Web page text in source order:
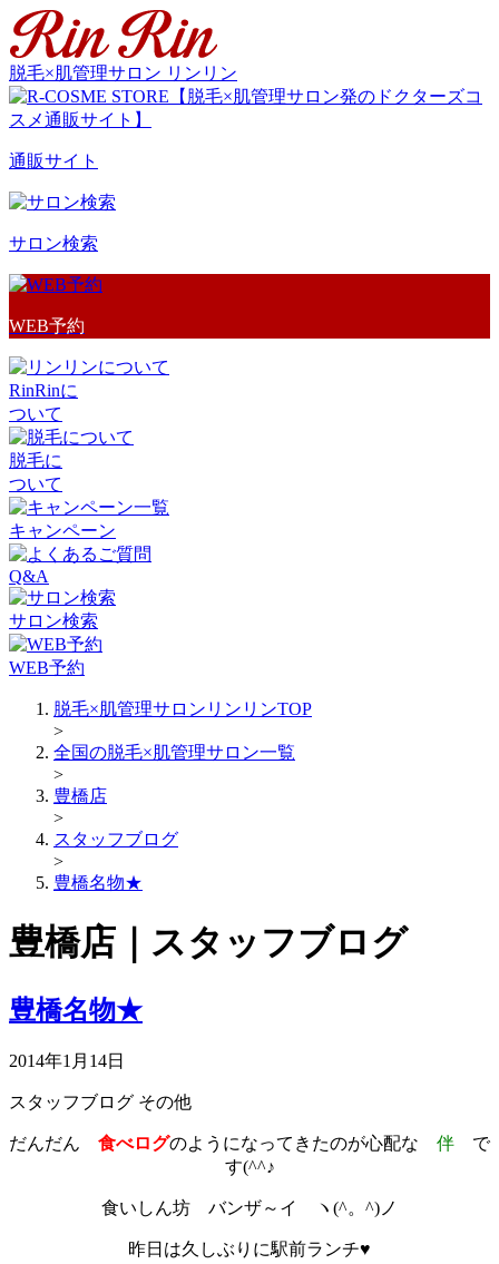
脱毛×肌管理サロン リンリン
通販サイト
サロン検索
WEB予約
RinRinに
ついて
脱毛に
ついて
キャンペーン
Q&A
サロン検索
WEB予約
脱毛×肌管理サロンリンリンTOP
>
全国の脱毛×肌管理サロン一覧
>
豊橋店
>
スタッフブログ
>
豊橋名物★
豊橋店｜スタッフブログ
豊橋名物★
2014年1月14日
スタッフブログ その他
だんだん 食べログのようになってきたのが心配な 伴
で
す(^^♪
食いしん坊 バンザ～イ ヽ(^。^)ノ
昨日は久しぶりに駅前ランチ♥